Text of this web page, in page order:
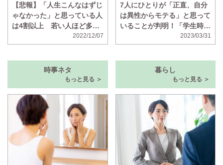
【悲報】「人生こんなはずじ
ゃなかった」と思っている人
は4割以上 若い人ほど多い
2022/12/07
7人にひとりが「正直、自分
は異性からモテる」と思って
いることが判明！「学生時代
はマドンナと呼ばれていた」
2023/03/31
時事ネタ
もっと見る ＞
暮らし
もっと見る ＞